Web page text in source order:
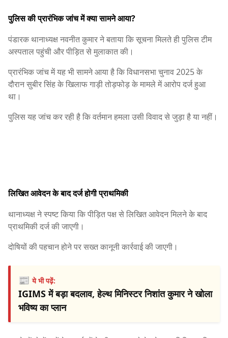
पुलिस की प्रारंभिक जांच में क्या सामने आया?
पंडारक थानाध्यक्ष नवनीत कुमार ने बताया कि सूचना मिलते ही पुलिस टीम
अस्पताल पहुंची और पीड़ित से मुलाकात की।
प्रारंभिक जांच में यह भी सामने आया है कि विधानसभा चुनाव 2025 के
दौरान सुबीर सिंह के खिलाफ गाड़ी तोड़फोड़ के मामले में आरोप दर्ज हुआ
था।
पुलिस यह जांच कर रही है कि वर्तमान हमला उसी विवाद से जुड़ा है या नहीं।
लिखित आवेदन के बाद दर्ज होगी प्राथमिकी
थानाध्यक्ष ने स्पष्ट किया कि पीड़ित पक्ष से लिखित आवेदन मिलने के बाद
प्राथमिकी दर्ज की जाएगी।
दोषियों की पहचान होने पर सख्त कानूनी कार्रवाई की जाएगी।
📰ये भी पढ़ें:
IGIMS में बड़ा बदलाव, हेल्थ मिनिस्टर निशांत कुमार ने खोला
भविष्य का प्लान